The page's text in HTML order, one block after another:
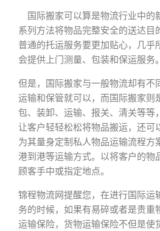
国际搬家可以算是物流行业中的
系列方法将物品完整安全的送达目
普通的托运服务要更加贴心，几乎
会提供上门测量、包装和保运服务。
但是，国际搬家与一般物流却有不
运输和保管就可以，而国际搬家则
包、装卸、运输、报关、清关等等
让客户轻轻松松将物品搬运，还可
为其量身定制私人物品运输流程方
港到港等运输方式。以将客户的物
顾客手中或指定地点。
锦程物流网提醒您，在进行国际运
务的时候，如果有易碎或者是贵重
运输保险，货物运输保险不但是使